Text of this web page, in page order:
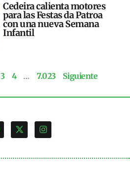
Cedeira calienta motores
para las Festas da Patroa
con una nueva Semana
Infantil
3 4 … 7.023 Siguiente